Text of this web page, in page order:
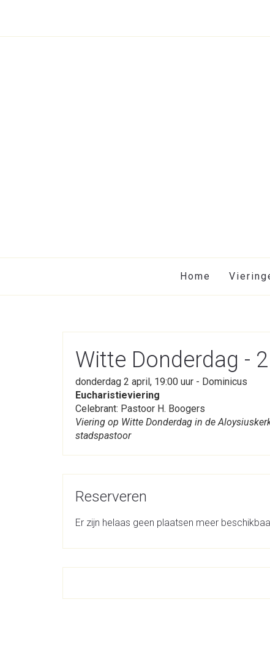
Home
Witte Donderdag -
donderdag 2 april, 19:00 uur - Dominicus
Eucharistieviering
Celebrant: Pastoor H. Boogers
Viering op Witte Donderdag in de
stadspastoor
Reserveren
Er zijn helaas geen plaatsen meer